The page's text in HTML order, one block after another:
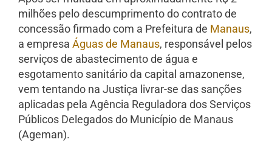
milhões pelo descumprimento do contrato de
concessão firmado com a Prefeitura de Manaus,
a empresa Águas de Manaus, responsável pelos
serviços de abastecimento de água e
esgotamento sanitário da capital amazonense,
vem tentando na Justiça livrar-se das sanções
aplicadas pela Agência Reguladora dos Serviços
Públicos Delegados do Município de Manaus
(Ageman).